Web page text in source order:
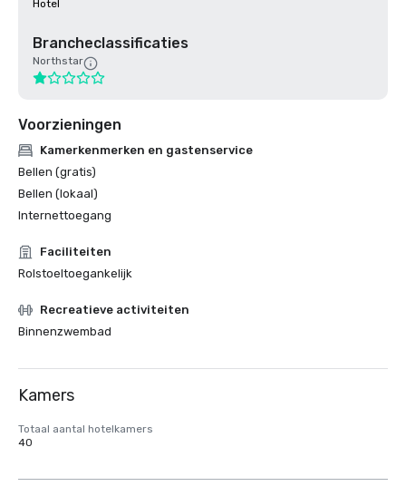
Hotel
Brancheclassificaties
Northstar
Voorzieningen
Kamerkenmerken en gastenservice
Bellen (gratis)
Bellen (lokaal)
Internettoegang
Faciliteiten
Rolstoeltoegankelijk
Recreatieve activiteiten
Binnenzwembad
Kamers
Totaal aantal hotelkamers
40